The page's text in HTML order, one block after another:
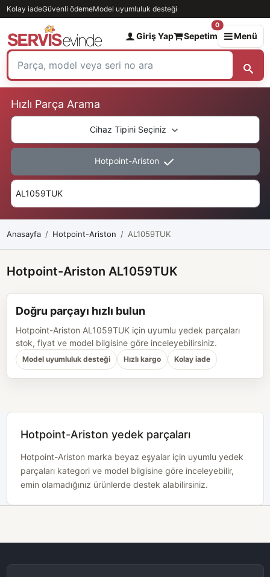
Kolay iadeGüvenli ödemeModel uyumluluk desteği
Giriş Yap Sepetim
0
Menü
Hızlı Parça Arama
Cihaz Tipini Seçiniz
Hotpoint-Ariston
Anasayfa Hotpoint-Ariston AL1059TUK
Hotpoint-Ariston AL1059TUK
Doğru parçayı hızlı bulun
Hotpoint-Ariston AL1059TUK için uyumlu yedek parçaları
stok, fiyat ve model bilgisine göre inceleyebilirsiniz.
Model uyumluluk desteği Hızlı kargo Kolay iade
Hotpoint-Ariston yedek parçaları
Hotpoint-Ariston marka beyaz eşyalar için uyumlu yedek
parçaları kategori ve model bilgisine göre inceleyebilir,
emin olamadığınız ürünlerde destek alabilirsiniz.